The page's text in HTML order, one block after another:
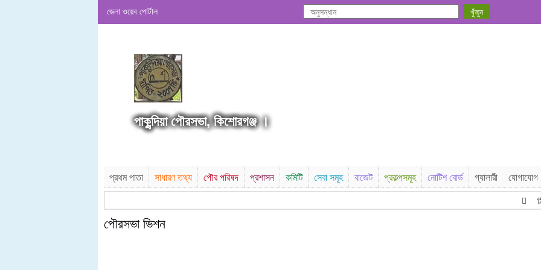
জেলা ওয়েব পোর্টাল
পাকুন্দিয়া পৌরসভা, কিশোরগঞ্জ ।
প্রথম পাতা সাধারণ তথ্য পৌর পরিষদ প্রশাসন কমিটি সেবা সমূহ বাজেট প্রকল্পসমূহ নোটিশ বোর্ড গ্যালারী যোগাযোগ
পৌরসভা ভিশন